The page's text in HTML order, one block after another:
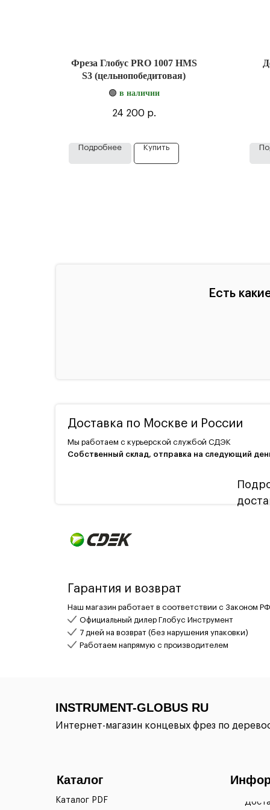
Фреза Глобус PRO 1007 HMS
S3 (цельнопобедитовая)
🟢 в наличии
24 200 р.
Подробнее Купить
Есть
Доставка по Москве и России
Мы работаем с курьерской службой СДЭК
Собственный склад, отправка на следующий
Гарантия и возврат
Наш магазин работает в соответствии с Законом
Официальный дилер Глобус Инструмент
7 дней на возврат (без нарушения упаковки)
Работаем напрямую с производителем
Каталог
Каталог PDF
INSTRUMENT-GLOBUS RU
Интернет-магазин концевых фрез по